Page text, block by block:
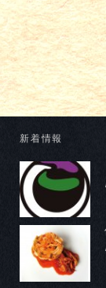
新着情報